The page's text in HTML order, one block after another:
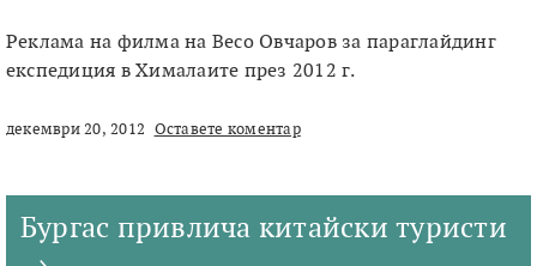
Реклама на филма на Весо Овчаров за параглайдинг
експедиция в Хималаите през 2012 г.
декември 20, 2012 Оставете коментар
Бургас привлича китайски туристи